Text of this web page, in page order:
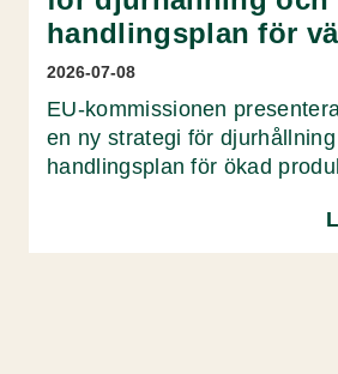
handlingsplan för
2026-07-08
EU-kommissionen
en ny strategi för
handlingsplan för ökad